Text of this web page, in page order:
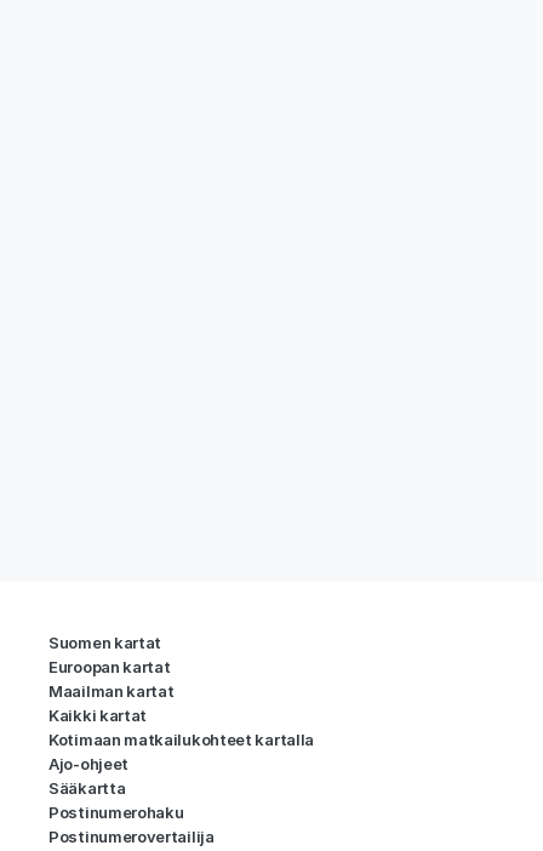
Suomen kartat
Euroopan kartat
Maailman kartat
Kaikki kartat
Kotimaan matkailukohteet kartalla
Ajo-ohjeet
Sääkartta
Postinumerohaku
Postinumerovertailija